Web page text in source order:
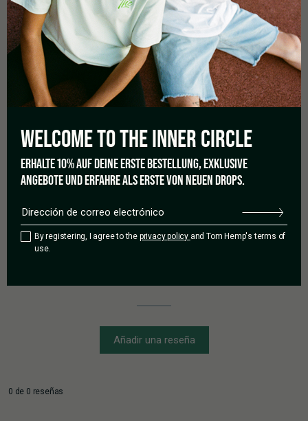
0,0
Basado en 0 reseñas.
4 estrellas
3 estrellas
0%
Añadir una reseña
0 de 0 reseñas
WELCOME TO THEINNER CIRCLE
ERHALTE 10% AUF DEINE ERSTE BESTELLUNG, EXKLUSIVE
ANGEBOTE UND ERFAHRE ALS ERSTE VON NEUEN DROPS.
By registering, I agree to the privacy policy and Tom Hemp's terms of
use.